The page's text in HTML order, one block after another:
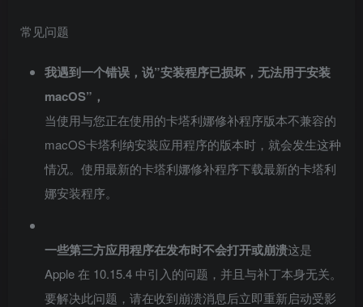
常见问题
我遇到一个错误，说”安装程序已损坏，无法用于安装
macOS”，
当使用与您正在使用的卡塔利娜修补程序版本不兼容的
macOS卡塔利纳安装应用程序的版本时，就会发生这种
情况。使用最新的卡塔利娜修补程序下载最新的卡塔利
娜安装程序。
一些第三方应用程序在发布时不会打开或崩溃这是
Apple 在 10.15.4 中引入的问题，并且与补丁本身无关。
要解决此问题，请在收到崩溃消息后立即重新启动受影